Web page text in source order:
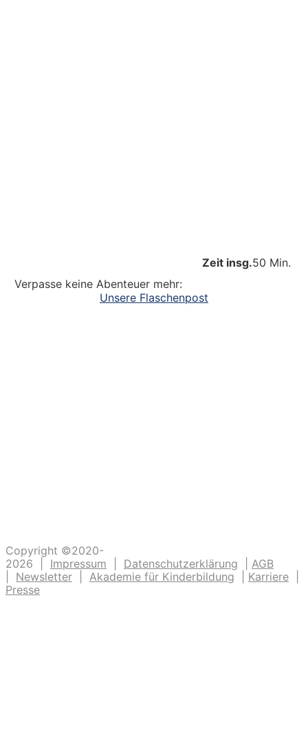
Zeit insg.50 Min.
Verpasse keine Abenteuer mehr:
Unsere Flaschenpost
Copyright ©2020-
2026 | Impressum Datenschutzerklärung
AGB
Newsletter Akademie für Kinderbildung Karriere
Presse